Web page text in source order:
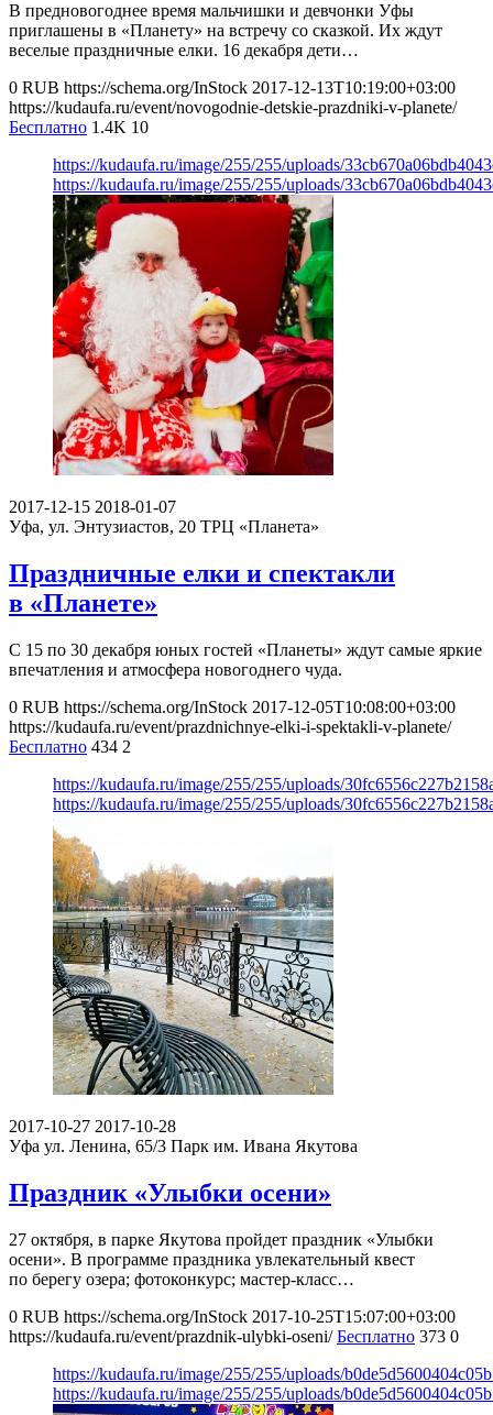
В предновогоднее время мальчишки и девчонки Уфы
приглашены в «Планету» на встречу со сказкой. Их ждут
веселые праздничные елки. 16 декабря дети…
0 RUB https://schema.org/InStock 2017-12-13T10:19:00+03:00
https://kudaufa.ru/event/novogodnie-detskie-prazdniki-v-planete/
Бесплатно 1.4K 10
https://kudaufa.ru/image/255/255/uploads/
https://kudaufa.ru/image/255/255/uploads/
2017-12-15 2018-01-07
Уфа, ул. Энтузиастов, 20 ТРЦ «Планета»
Праздничные елки и спектакли
в «Планете»
С 15 по 30 декабря юных гостей «Планеты» ждут самые яркие
впечатления и атмосфера новогоднего чуда.
0 RUB https://schema.org/InStock 2017-12-05T10:08:00+03:00
https://kudaufa.ru/event/prazdnichnye-elki-i-spektakli-v-planete/
Бесплатно 434 2
https://kudaufa.ru/image/255/255/uploads/
https://kudaufa.ru/image/255/255/uploads/
2017-10-27 2017-10-28
Уфа ул. Ленина, 65/3 Парк им. Ивана Якутова
Праздник «Улыбки осени»
27 октября, в парке Якутова пройдет праздник «Улыбки
осени». В программе праздника увлекательный квест
по берегу озера; фотоконкурс; мастер-класс…
0 RUB https://schema.org/InStock 2017-10-25T15:07:00+03:00
https://kudaufa.ru/event/prazdnik-ulybki-oseni/ Бесплатно 373 0
https://kudaufa.ru/image/255/255/uploads/
https://kudaufa.ru/image/255/255/uploads/